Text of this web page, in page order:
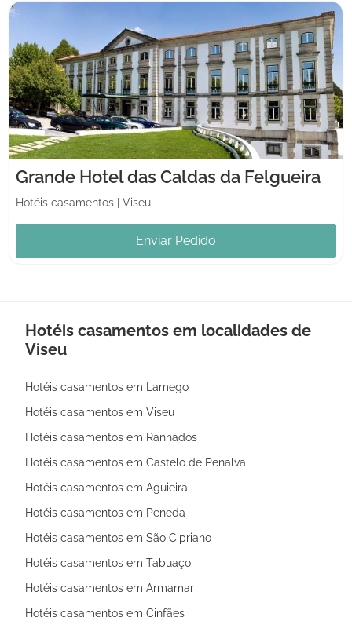
Grande Hotel das Caldas da Felgueira
Hotéis casamentos Viseu
Enviar Pedido
Hotéis casamentos em localidades de
Viseu
Hotéis casamentos em Lamego
Hotéis casamentos em Viseu
Hotéis casamentos em Ranhados
Hotéis casamentos em Castelo de Penalva
Hotéis casamentos em Aguieira
Hotéis casamentos em Peneda
Hotéis casamentos em São Cipriano
Hotéis casamentos em Tabuaço
Hotéis casamentos em Armamar
Hotéis casamentos em Cinfães